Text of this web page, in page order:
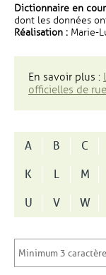
Dictionnaire en
dont les données
Réalisation : Marie-
En savoir plus :
officielles de
A B C
K
L M
U
V W